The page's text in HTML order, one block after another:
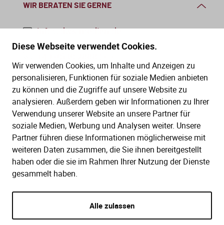
Diese Webseite verwendet Cookies.
Wir verwenden Cookies, um Inhalte und Anzeigen zu
personalisieren, Funktionen für soziale Medien anbieten
zu können und die Zugriffe auf unsere Website zu
analysieren. Außerdem geben wir Informationen zu Ihrer
Verwendung unserer Website an unsere Partner für
soziale Medien, Werbung und Analysen weiter. Unsere
Partner führen diese Informationen möglicherweise mit
weiteren Daten zusammen, die Sie ihnen bereitgestellt
haben oder die sie im Rahmen Ihrer Nutzung der Dienste
gesammelt haben.
Alle zulassen
WIR BERATEN SIE GERNE
info@dws-medien.de
Mo.–Do. 08:00–16:00 Uhr
Fr. 08:00–13:30 Uhr
SERVICE
Hilfe (FAQ)
Gesetze
Kontakt
KAUF UND BESTELLUNG
Versand und Lieferung